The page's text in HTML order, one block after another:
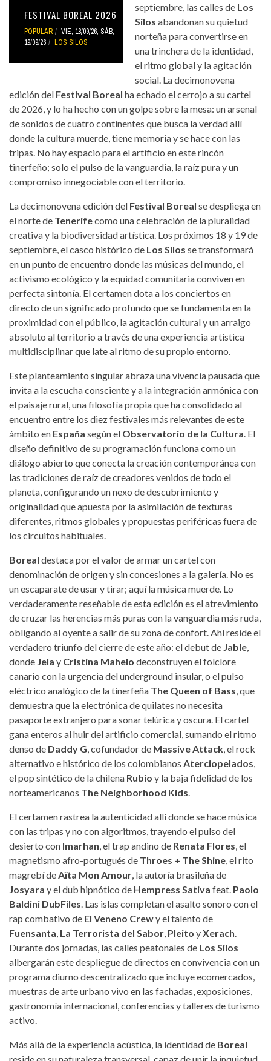
FESTIVAL BOREAL 2026
POPULAR VIE, 18/09/26, SÁB,
19/09/26
LOS SILOS
septiembre, las calles de Los
Silos abandonan su quietud
norteña para convertirse en
una trinchera de la identidad,
el ritmo global y la agitación
social. La decimonovena
edición del Festival Boreal ha echado el cerrojo a su cartel
de 2026, y lo ha hecho con un golpe sobre la mesa: un arsenal
de sonidos de cuatro continentes que busca la verdad allí
donde la cultura muerde, tiene memoria y se hace con las
tripas. No hay espacio para el artificio en este rincón
tinerfeño; solo el pulso de la vanguardia, la raíz pura y un
compromiso innegociable con el territorio.
La decimonovena edición del Festival Boreal se despliega en
el norte de Tenerifecomo una celebración de la pluralidad
creativa y la biodiversidad artística. Los próximos 18 y 19 de
septiembre, el casco histórico de Los Silos se transformará
en un punto de encuentro donde las músicas del mundo, el
activismo ecológico y la equidad comunitaria conviven en
perfecta sintonía. El certamen dota a los conciertos en
directo de un significado profundo que se fundamenta en la
proximidad con el público, la agitación cultural y un arraigo
absoluto al territorio a través de una experiencia artística
multidisciplinar que late al ritmo de su propio entorno.
Este planteamiento singular abraza una vivencia pausada que
invita a la escucha consciente y a la integración armónica con
el paisaje rural, una filosofía propia que ha consolidado al
encuentro entre los diez festivales más relevantes de este
ámbito en España según el Observatorio de la Cultura. El
diseño definitivo de su programación funciona como un
diálogo abierto que conecta la creación contemporánea con
las tradiciones de raíz de creadores venidos de todo el
planeta, configurando un nexo de descubrimiento y
originalidad que apuesta por la asimilación de texturas
diferentes, ritmos globales y propuestas periféricas fuera de
los circuitos habituales.
Boreal destaca por el valor de armar un cartel con
denominación de origen y sin concesiones a la galería. No es
un escaparate de usar y tirar; aquí la música muerde. Lo
verdaderamente reseñable de esta edición es el atrevimiento
de cruzar las herencias más puras con la vanguardia más ruda,
obligando al oyente a salir de su zona de confort. Ahí reside el
verdadero triunfo del cierre de este año: el debut de Jable,
donde Jela y Cristina Mahelo deconstruyen el folclore
canario con la urgencia del underground insular, o el pulso
eléctrico analógico de la tinerfeña The Queen of Bass, que
demuestra que la electrónica de quilates no necesita
pasaporte extranjero para sonar telúrica y oscura. El cartel
gana enteros al huir del artificio comercial, sumando el ritmo
denso de Daddy G, cofundador de Massive Attack, el rock
alternativo e histórico de los colombianos Aterciopelados,
el pop sintético de la chilena Rubio y la baja fidelidad de los
norteamericanos The Neighborhood Kids.
El certamen rastrea la autenticidad allí donde se hace música
con las tripas y no con algoritmos, trayendo el pulso del
desierto con Imarhan, el trap andino de Renata Flores, el
magnetismo afro-portugués de Throes + The Shine, el rito
magrebí deAïta Mon Amour, la autoría brasileña de
Josyara y el dub hipnótico de Hempress Sativa feat. Paolo
Baldini DubFiles. Las islas completan el asalto sonoro con el
rap combativo de El Veneno Crewy el talento de
Fuensanta, La Terrorista del Sabor, Pleito yXerach.
Durante dos jornadas, las calles peatonales de Los Silos
albergarán este despliegue de directos en convivencia con un
programa diurno descentralizado que incluye ecomercados,
muestras de arte urbano vivo en las fachadas, exposiciones,
gastronomía internacional, conferencias y talleres de turismo
activo.
Más allá de la experiencia acústica, la identidad de Boreal